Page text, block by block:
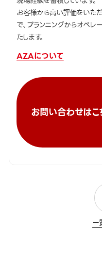
お客様から高い評価をいた
で、プランニングからオペレ
たします。
AZAについて
お問い合わせはこ
一